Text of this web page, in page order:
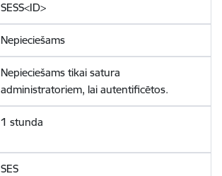
SESS<ID>
Nepieciešams
Nepieciešams tikai satura
administratoriem, lai autentificētos.
1 stunda
SES